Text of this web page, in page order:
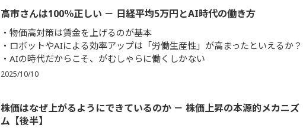
高市さんは100％正しい － 日経平均5万円とAI時代の働き方
物価高対策は賃金を上げるのが基本
ロボットやAIによる効率アップは「労働生産性」が高まったといえるか？
AIの時代だからこそ、がむしゃらに働くしかない
2025/10/10
株価はなぜ上がるようにできているのか － 株価上昇の本源的メカニズ
ム【後半】